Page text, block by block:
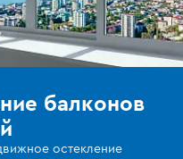
балконов
остекление